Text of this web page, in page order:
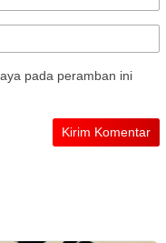
pada peramban ini